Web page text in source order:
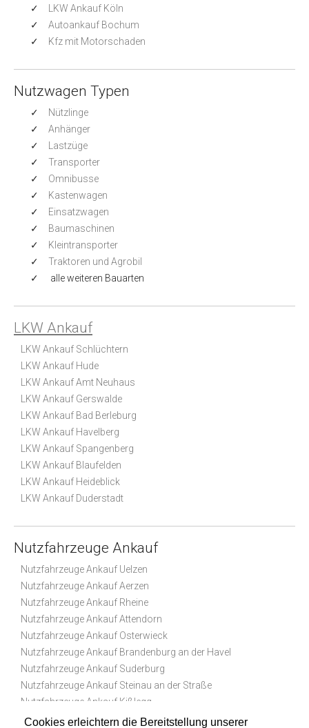
Cookies erleichtern die Bereitstellung unserer
LKW Ankauf Köln
Autoankauf Bochum
Kfz mit Motorschaden
Nutzwagen Typen
Nützlinge
Anhänger
Lastzüge
Transporter
Omnibusse
Kastenwagen
Einsatzwagen
Baumaschinen
Kleintransporter
Traktoren und Agrobil
alle weiteren Bauarten
LKW Ankauf
LKW Ankauf Schlüchtern
LKW Ankauf Hude
LKW Ankauf Amt Neuhaus
LKW Ankauf Gerswalde
LKW Ankauf Bad Berleburg
LKW Ankauf Havelberg
LKW Ankauf Spangenberg
LKW Ankauf Blaufelden
LKW Ankauf Heideblick
LKW Ankauf Duderstadt
Nutzfahrzeuge Ankauf
Nutzfahrzeuge Ankauf Uelzen
Nutzfahrzeuge Ankauf Aerzen
Nutzfahrzeuge Ankauf Rheine
Nutzfahrzeuge Ankauf Attendorn
Nutzfahrzeuge Ankauf Osterwieck
Nutzfahrzeuge Ankauf Brandenburg an der Havel
Nutzfahrzeuge Ankauf Suderburg
Nutzfahrzeuge Ankauf Steinau an der Straße
Nutzfahrzeuge Ankauf Kißlegg
Nutzfahrzeuge Ankauf Bad Bentheim